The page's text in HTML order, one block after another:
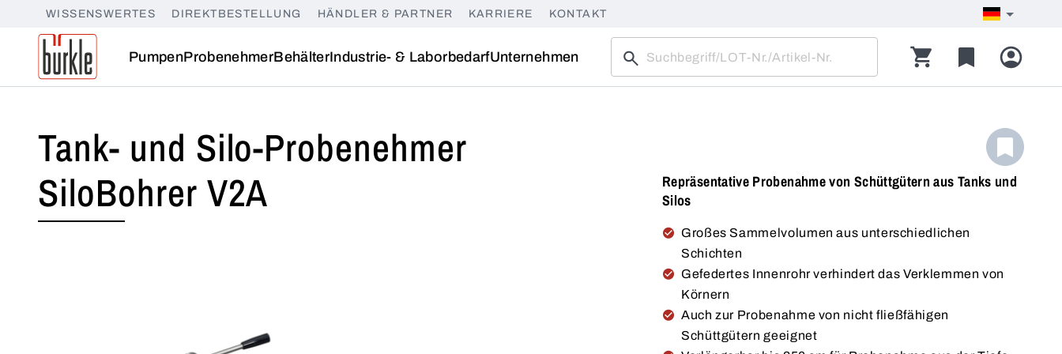
WISSENSWERTES DIREKTBESTELLUNG HÄNDLER & PARTNER KARRIERE KONTAKT
PumpenProbenehmerBehälterIndustrie- & LaborbedarfUnternehmen
Tank- und Silo-Probenehmer
SiloBohrer V2A
Repräsentative Probenahme von Schüttgütern aus Tanks und
Silos
Großes Sammelvolumen aus unterschiedlichen
Schichten
Gefedertes Innenrohr verhindert das Verklemmen von
Körnern
Auch zur Probenahme von nicht fließfähigen
Schüttgütern geeignet